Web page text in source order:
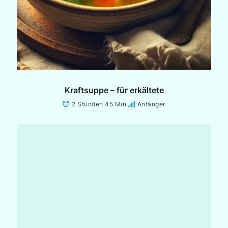
Kraftsuppe – für erkältete
2 Stunden 45 Min. Anfänger